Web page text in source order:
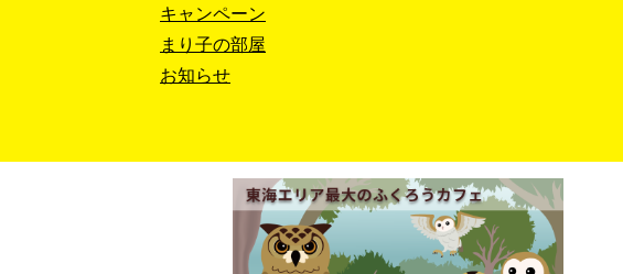
キャンペーン
まり子の部屋
お知らせ